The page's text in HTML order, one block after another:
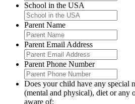
School in the USA
Parent Name
Parent Email Address
Parent Phone Number
Does your child have any special
(mental and physical), diet or any
aware of: